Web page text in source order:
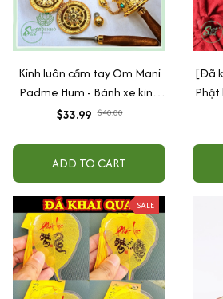
Kinh luân cầm tay Om Mani
Padme Hum - Bánh xe kinh
luân cầu nguyện pháp khí
$33.99 $40.00
ADD TO CART
[Đã
Phật
SALE